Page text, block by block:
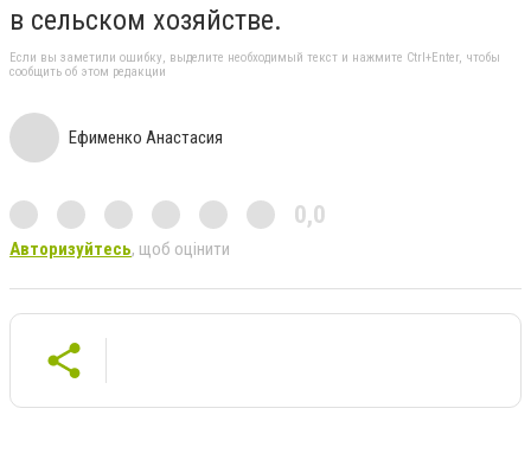
в сельском хозяйстве.
Если вы заметили ошибку, выделите необходимый текст и нажмите Ctrl+Enter, чтобы
сообщить об этом редакции
Ефименко Анастасия
0,0
Авторизуйтесь, щоб оцінити